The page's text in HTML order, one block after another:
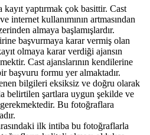
kayıt yaptırmak çok basittir. Cast
internet kullanımının artmasından
almaya başlamışlardır.
başvurmaya karar vermiş olan
olmaya karar verdiği ajansın
Cast ajanslarının kendilerine
başvuru formu yer almaktadır.
bilgileri eksiksiz ve doğru olarak
belirtilen şartlara uygun şekilde ve
Bu fotoğraflara
ilk intiba bu fotoğraflarla